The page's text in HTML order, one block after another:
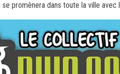
se promènera dans toute la ville